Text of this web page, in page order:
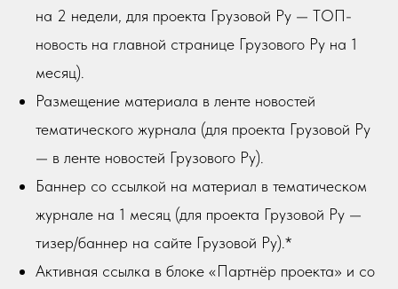
на 2 недели, для проекта Грузовой Ру — ТОП-
новость на главной странице Грузового Ру на 1
месяц).
Размещение материала в ленте новостей
тематического журнала (для проекта Грузовой Ру
— в ленте новостей Грузового Ру).
Баннер со ссылкой на материал в тематическом
журнале на 1 месяц (для проекта Грузовой Ру —
тизер/баннер на сайте Грузовой Ру).*
Активная ссылка в блоке «Партнёр проекта» и со